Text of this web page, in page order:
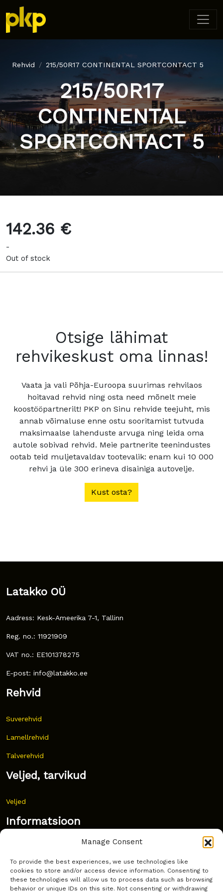
Manage Consent
To provide the best experiences, we use technologies like
cookies to store and/or access device information. Consenting to
these technologies will allow us to process data such as browsing
behavior or unique IDs on this site. Not consenting or withdrawing
Rehvid 215/50R17 CONTINENTAL SPORTCONTACT 5
215/50R17
CONTINENTAL
SPORTCONTACT 5
142.36 €
-
Out of stock
Otsige lähimat
rehvikeskust oma linnas!
Vaata ja vali Põhja-Euroopa suurimas rehvilaos
hoitavad rehvid ning osta need mõnelt meie
koostööpartnerilt! PKP on Sinu rehvide teejuht, mis
annab võimaluse enne ostu sooritamist tutvuda
maksimaalse lahenduste arvuga ning leida oma
autole sobivad rehvid. Meie partnerite teenindustes
ootab teid muljetavaldav tootevalik: enam kui 10 000
rehvi ja üle 300 erineva disainiga autovelje.
Kust osta?
Latakko OÜ
Aadress: Kesk-Ameerika 7-1, Tallinn
Reg. no.: 11921909
VAT no.: EE101378275
E-post: info@latakko.ee
Rehvid
Suverehvid
Lamellrehvid
Talverehvid
Veljed, tarvikud
Veljed
Informatsioon
Korduma kippuvad küsimused
Kust osta?